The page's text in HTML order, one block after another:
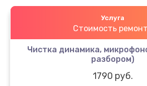
Услуга
Стоимость
Чистка динамика,
разбором)
1790 руб.